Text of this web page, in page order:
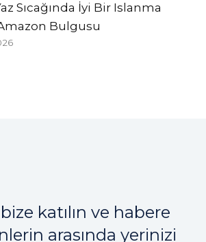
Sıcağında İyi Bir Islanma
Bulgusu
katılın ve habere
arasında yerinizi